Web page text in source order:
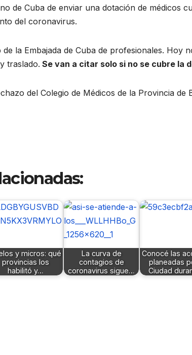
de Cuba de enviar una dotación de médicos
del coronavirus.
la Embajada de Cuba de profesionales. Hoy
traslado. Se van a citar solo si no se cubre la
del Colegio de Médicos de la Provincia de
y micros: qué
provincias los
habilitó y…
La curva de
contagios de
coronavirus sigue…
Conocé las
planeadas
Ciudad